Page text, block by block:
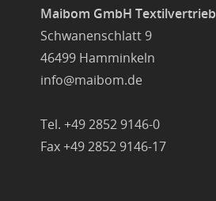
Maibom GmbH Textilvertrieb
Schwanenschlatt 9
46499 Hamminkeln
info@maibom.de
Tel. +49 2852 9146-0
Fax +49 2852 9146-17